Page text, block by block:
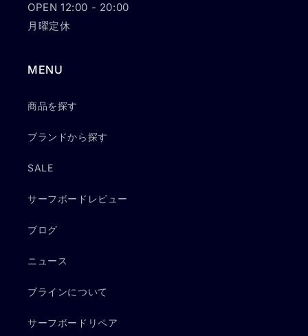
OPEN 12:00 - 20:00
月曜定休
MENU
商品を探す
ブランドから探す
SALE
サーフボードレビュー
ブログ
ニュース
ブラインについて
サーフボードリペア